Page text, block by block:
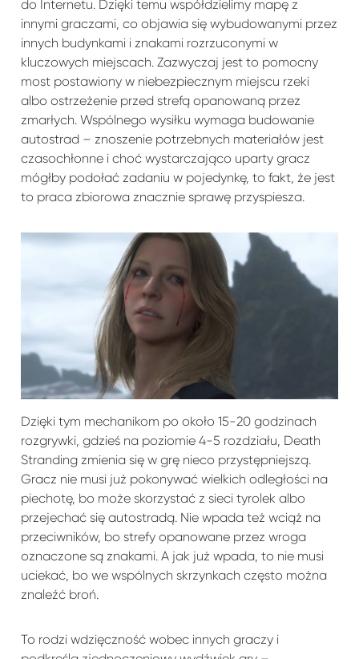
do Internetu. Dzięki temu współdzielimy mapę z
innymi graczami, co objawia się wybudowanymi przez
innych budynkami i znakami rozrzuconymi w
kluczowych miejscach. Zazwyczaj jest to pomocny
most postawiony w niebezpiecznym miejscu rzeki
albo ostrzeżenie przed strefą opanowaną przez
zmarłych. Wspólnego wysiłku wymaga budowanie
autostrad – znoszenie potrzebnych materiałów jest
czasochłonne i choć wystarczająco uparty gracz
mógłby podołać zadaniu w pojedynkę, to fakt, że jest
to praca zbiorowa znacznie sprawę przyspiesza.
Dzięki tym mechanikom po około 15-20 godzinach
rozgrywki, gdzieś na poziomie 4-5 rozdziału, Death
Stranding zmienia się w grę nieco przystępniejszą.
Gracz nie musi już pokonywać wielkich odległości na
piechotę, bo może skorzystać z sieci tyrolek albo
przejechać się autostradą. Nie wpada też wciąż na
przeciwników, bo strefy opanowane przez wroga
oznaczone są znakami. A jak już wpada, to nie musi
uciekać, bo we wspólnych skrzynkach często można
znaleźć broń.
To rodzi wdzięczność wobec innych graczy i